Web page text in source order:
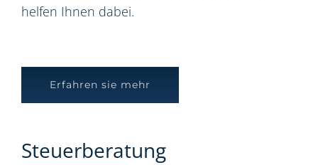
helfen Ihnen dabei.
Erfahren sie mehr
Steuerberatung